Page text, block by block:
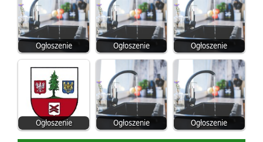
Ogłoszenie Ogłoszenie Ogłoszenie
Ogłoszenie Ogłoszenie Ogłoszenie